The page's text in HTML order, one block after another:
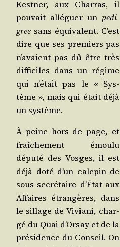
Kest­ner, aux Char­ras, il
pou­vait allé­guer un pedi­
gree sans équi­valent. C’est
dire que ses pre­miers pas
n’avaient pas dû être très
dif­fi­ciles dans un régime
qui n’était pas le « Sys­
tème », mais qui était déjà
un système.
À peine hors de page, et
fraî­che­ment émou­lu
dépu­té des Vosges, il est
déjà doté d’un cale­pin de
sous-secré­taire d’État aux
Affaires étran­gères, dans
le sillage de Vivia­ni, char­
gé du Quai d’Orsay et de la
pré­si­dence du Conseil. On